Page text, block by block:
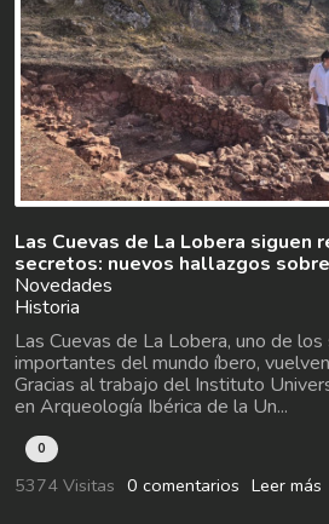
Las Cuevas de La Lobera siguen
secretos: nuevos hallazgos
Novedades
Historia
Las Cuevas de La Lobera, uno de
importantes del mundo íbero,
Gracias al trabajo del Instituto
en Arqueología Ibérica de la Un...
0
5374 Visitas 0 comentarios Leer más